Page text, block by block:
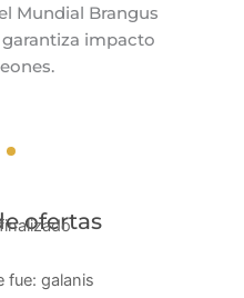
Mundial Brangus
impacto
ofertas
fue: galanis